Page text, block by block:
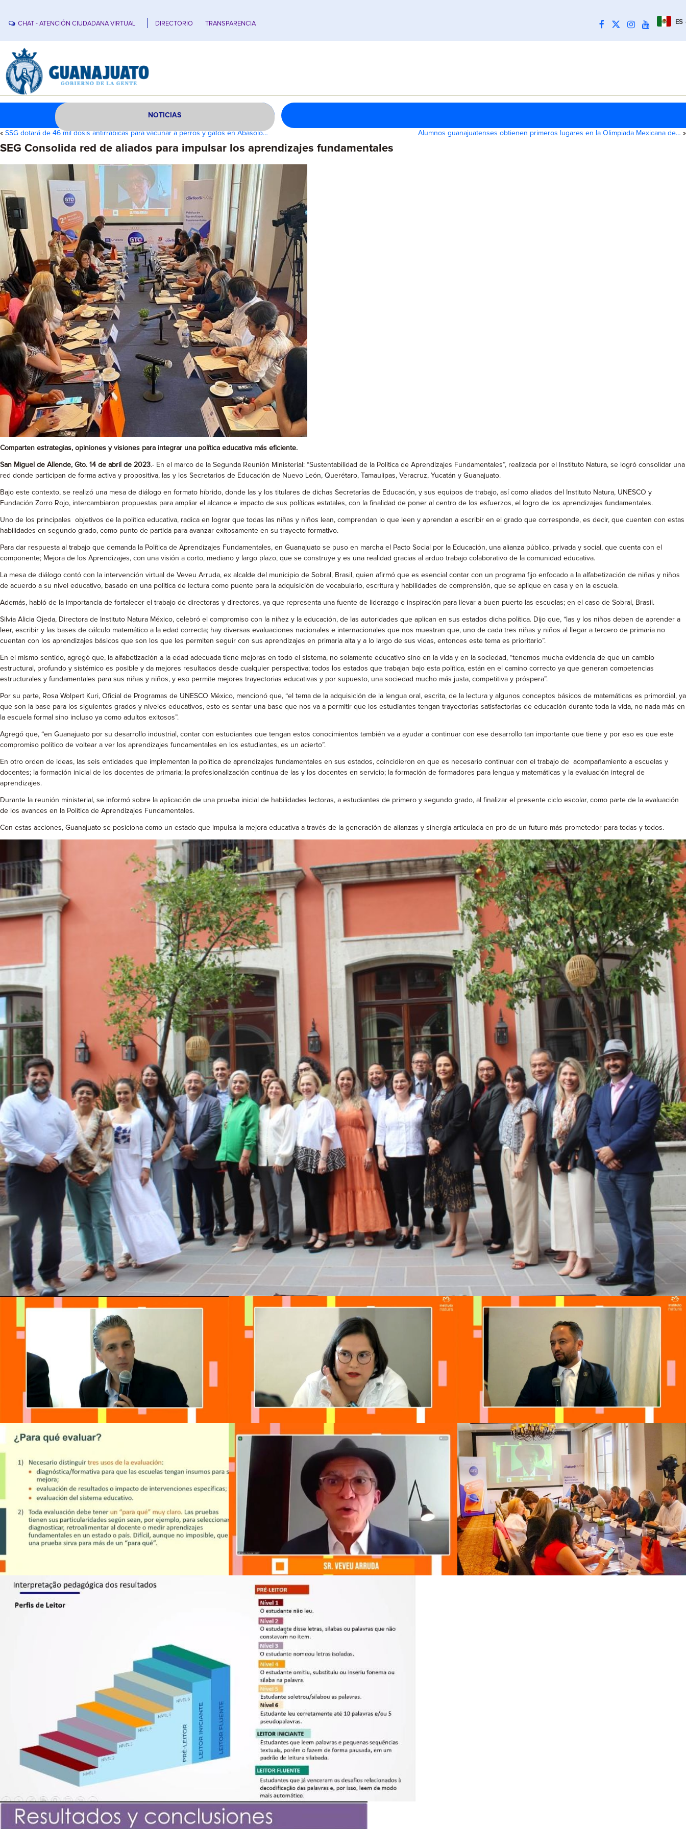
CHAT - ATENCIÓN CIUDADANA VIRTUAL DIRECTORIO TRANSPARENCIA ES
NOTICIAS
« SSG dotará de 46 mil dosis antirrábicas para vacunar a perros y gatos en Abasolo… Alumnos guanajuatenses obtienen primeros lugares en la Olimpiada Mexicana de… »
SEG Consolida red de aliados para impulsar los aprendizajes fundamentales
Comparten estrategias, opiniones y visiones para integrar una política educativa más eficiente.
San Miguel de Allende, Gto. 14 de abril de 2023.- En el marco de la Segunda Reunión Ministerial: “Sustentabilidad de la Política de Aprendizajes Fundamentales”, realizada por el Instituto Natura, se logró consolidar una
red donde participan de forma activa y propositiva, las y los Secretarios de Educación de Nuevo León, Querétaro, Tamaulipas, Veracruz, Yucatán y Guanajuato.
Bajo este contexto, se realizó una mesa de diálogo en formato híbrido, donde las y los titulares de dichas Secretarías de Educación, y sus equipos de trabajo, así como aliados del Instituto Natura, UNESCO y
Fundación Zorro Rojo, intercambiaron propuestas para ampliar el alcance e impacto de sus políticas estatales, con la finalidad de poner al centro de los esfuerzos, el logro de los aprendizajes fundamentales.
Uno de los principales objetivos de la política educativa, radica en lograr que todas las niñas y niños lean, comprendan lo que leen y aprendan a escribir en el grado que corresponde, es decir, que cuenten con estas
habilidades en segundo grado, como punto de partida para avanzar exitosamente en su trayecto formativo.
Para dar respuesta al trabajo que demanda la Política de Aprendizajes Fundamentales, en Guanajuato se puso en marcha el Pacto Social por la Educación, una alianza público, privada y social, que cuenta con el
componente; Mejora de los Aprendizajes, con una visión a corto, mediano y largo plazo, que se construye y es una realidad gracias al arduo trabajo colaborativo de la comunidad educativa.
La mesa de diálogo contó con la intervención virtual de Veveu Arruda, ex alcalde del municipio de Sobral, Brasil, quien afirmó que es esencial contar con un programa fijo enfocado a la alfabetización de niñas y niños
de acuerdo a su nivel educativo, basado en una política de lectura como puente para la adquisición de vocabulario, escritura y habilidades de comprensión, que se aplique en casa y en la escuela.
Además, habló de la importancia de fortalecer el trabajo de directoras y directores, ya que representa una fuente de liderazgo e inspiración para llevar a buen puerto las escuelas; en el caso de Sobral, Brasil.
Silvia Alicia Ojeda, Directora de Instituto Natura México, celebró el compromiso con la niñez y la educación, de las autoridades que aplican en sus estados dicha política. Dijo que, “las y los niños deben de aprender a
leer, escribir y las bases de cálculo matemático a la edad correcta; hay diversas evaluaciones nacionales e internacionales que nos muestran que, uno de cada tres niñas y niños al llegar a tercero de primaria no
cuentan con los aprendizajes básicos que son los que les permiten seguir con sus aprendizajes en primaria alta y a lo largo de sus vidas, entonces este tema es prioritario”.
En el mismo sentido, agregó que, la alfabetización a la edad adecuada tiene mejoras en todo el sistema, no solamente educativo sino en la vida y en la sociedad, “tenemos mucha evidencia de que un cambio
estructural, profundo y sistémico es posible y da mejores resultados desde cualquier perspectiva; todos los estados que trabajan bajo esta política, están en el camino correcto ya que generan competencias
estructurales y fundamentales para sus niñas y niños, y eso permite mejores trayectorias educativas y por supuesto, una sociedad mucho más justa, competitiva y próspera”.
Por su parte, Rosa Wolpert Kuri, Oficial de Programas de UNESCO México, mencionó que, “el tema de la adquisición de la lengua oral, escrita, de la lectura y algunos conceptos básicos de matemáticas es primordial, ya
que son la base para los siguientes grados y niveles educativos, esto es sentar una base que nos va a permitir que los estudiantes tengan trayectorias satisfactorias de educación durante toda la vida, no nada más en
la escuela formal sino incluso ya como adultos exitosos”.
Agregó que, “en Guanajuato por su desarrollo industrial, contar con estudiantes que tengan estos conocimientos también va a ayudar a continuar con ese desarrollo tan importante que tiene y por eso es que este
compromiso político de voltear a ver los aprendizajes fundamentales en los estudiantes, es un acierto”.
En otro orden de ideas, las seis entidades que implementan la política de aprendizajes fundamentales en sus estados, coincidieron en que es necesario continuar con el trabajo de acompañamiento a escuelas y
docentes; la formación inicial de los docentes de primaria; la profesionalización continua de las y los docentes en servicio; la formación de formadores para lengua y matemáticas y la evaluación integral de
aprendizajes.
Durante la reunión ministerial, se informó sobre la aplicación de una prueba inicial de habilidades lectoras, a estudiantes de primero y segundo grado, al finalizar el presente ciclo escolar, como parte de la evaluación
de los avances en la Política de Aprendizajes Fundamentales.
Con estas acciones, Guanajuato se posiciona como un estado que impulsa la mejora educativa a través de la generación de alianzas y sinergia articulada en pro de un futuro más prometedor para todas y todos.